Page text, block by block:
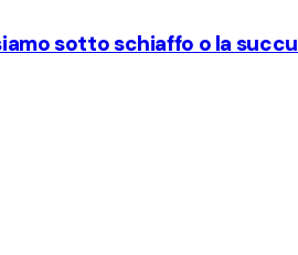
sotto schiaffo o la